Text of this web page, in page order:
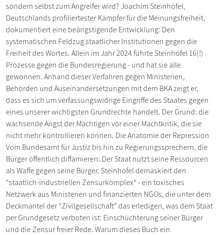
sondern selbst zum Angreifer wird? Joachim Steinhöfel,
Deutschlands profiliertester Kämpfer für die Meinungsfreiheit,
dokumentiert eine beängstigende Entwicklung: Den
systematischen Feldzug staatlicher Institutionen gegen die
Freiheit des Wortes. Allein im Jahr 2024 führte Steinhöfel 16(!)
Prozesse gegen die Bundesregierung - und hat sie alle
gewonnen. Anhand dieser Verfahren gegen Ministerien,
Behörden und Auseinandersetzungen mit dem BKA zeigt er,
dass es sich um verfassungswidrige Eingriffe des Staates gegen
eines unserer wichtigsten Grundrechte handelt. Der Grund: die
wachsende Angst der Mächtigen vor einer Machtkritik, die sie
nicht mehr kontrollieren können. Die Anatomie der Repression
Vom Bundesamt für Justiz bis hin zu Regierungssprechern, die
Bürger öffentlich diffamieren: Der Staat nutzt seine Ressourcen
als Waffe gegen seine Bürger. Steinhöfel demaskiert den
"staatlich-industriellen Zensurkomplex" - ein toxisches
Netzwerk aus Ministerien und finanzierten NGOs, die unter dem
Deckmantel der "Zivilgesellschaft" das erledigen, was dem Staat
per Grundgesetz verboten ist: Einschüchterung seiner Bürger
und die Zensur freier Rede. Warum dieses Buch ein